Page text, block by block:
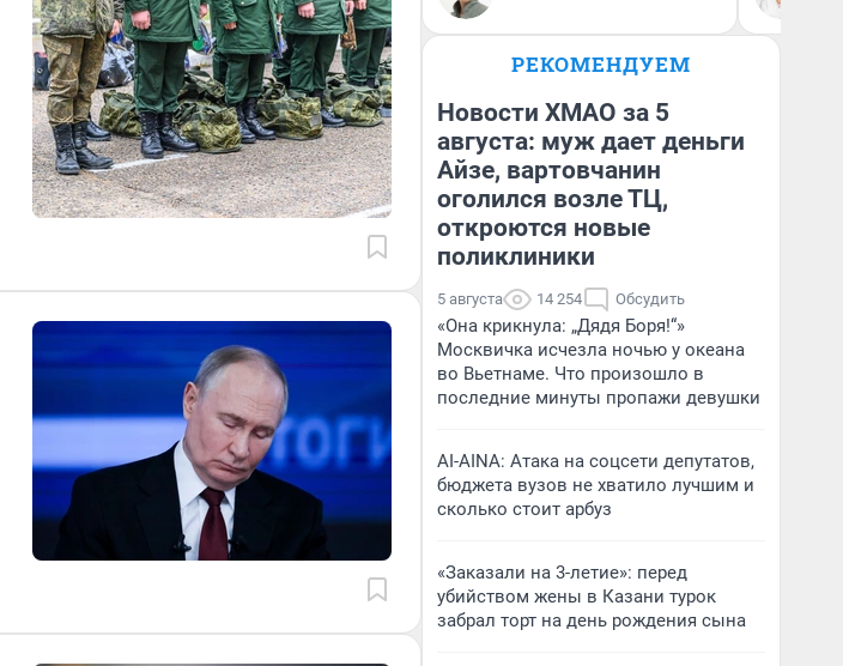
РЕКОМЕНДУЕМ
Новости ХМАО за 5
августа: муж дает деньги
Айзе, вартовчанин
оголился возле ТЦ,
откроются новые
поликлиники
5 августа 14 254 Обсудить
«Она крикнула: „Дядя Боря!“»
Москвичка исчезла ночью у океана
во Вьетнаме. Что произошло в
последние минуты пропажи девушки
AI-AINA: Атака на соцсети депутатов,
бюджета вузов не хватило лучшим и
сколько стоит арбуз
«Заказали на 3-летие»: перед
убийством жены в Казани турок
забрал торт на день рождения сына